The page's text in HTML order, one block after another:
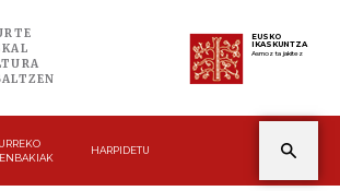
EUSKO
IKASKUNTZA
Asmoz ta jakitez
HARPIDETU